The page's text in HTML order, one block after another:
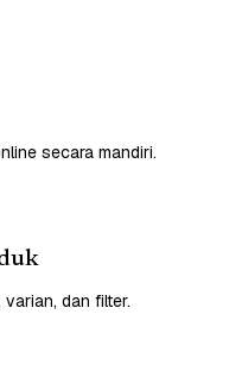
secara mandiri.
dan filter.